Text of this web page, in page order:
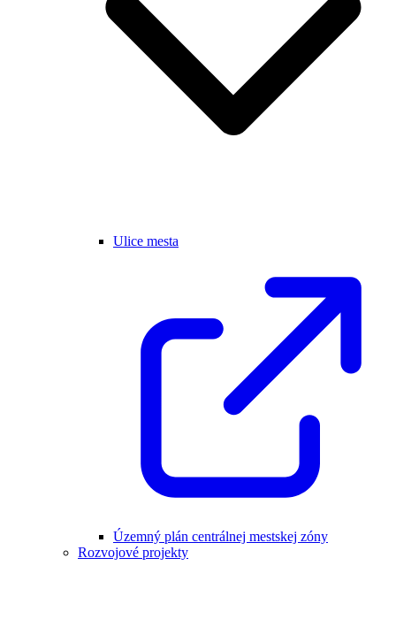
Ulice mesta
Územný plán centrálnej mestskej zóny
Rozvojové projekty